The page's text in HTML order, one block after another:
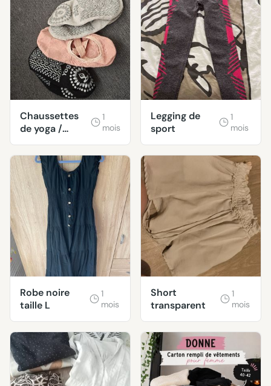
Chaussettes
de yoga /
Pilates taille
unique 36-40
1
mois
Legging de
sport
1
mois
Robe noire
taille L
1
mois
Short
transparent
1
mois